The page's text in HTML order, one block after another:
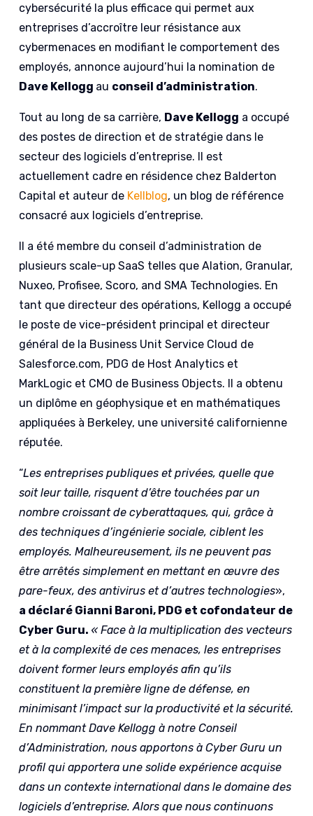
cybersécurité la plus efficace qui permet aux
entreprises d’accroître leur résistance aux
cybermenaces en modifiant le comportement des
employés, annonce aujourd’hui la nomination de
Dave Kellogg au conseil d’administration.
Tout au long de sa carrière, Dave Kellogg a occupé
des postes de direction et de stratégie dans le
secteur des logiciels d’entreprise. Il est
actuellement cadre en résidence chez Balderton
Capital et auteur de Kellblog, un blog de référence
consacré aux logiciels d’entreprise.
Il a été membre du conseil d’administration de
plusieurs scale-up SaaS telles que Alation, Granular,
Nuxeo, Profisee, Scoro, and SMA Technologies. En
tant que directeur des opérations, Kellogg a occupé
le poste de vice-président principal et directeur
général de la Business Unit Service Cloud de
Salesforce.com, PDG de Host Analytics et
MarkLogic et CMO de Business Objects. Il a obtenu
un diplôme en géophysique et en mathématiques
appliquées à Berkeley, une université californienne
réputée.
“Les entreprises publiques et privées, quelle que
soit leur taille, risquent d’être touchées par un
nombre croissant de cyberattaques, qui, grâce à
des techniques d’ingénierie sociale, ciblent les
employés. Malheureusement, ils ne peuvent pas
être arrêtés simplement en mettant en œuvre des
pare-feux, des antivirus et d’autres technologies»,
a déclaré Gianni Baroni, PDG et cofondateur de
Cyber Guru. « Face à la multiplication des vecteurs
et à la complexité de ces menaces, les entreprises
doivent former leurs employés afin qu’ils
constituent la première ligne de défense, en
minimisant l’impact sur la productivité et la sécurité.
En nommant Dave Kellogg à notre Conseil
d’Administration, nous apportons à Cyber Guru un
profil qui apportera une solide expérience acquise
dans un contexte international dans le domaine des
logiciels d’entreprise. Alors que nous continuons